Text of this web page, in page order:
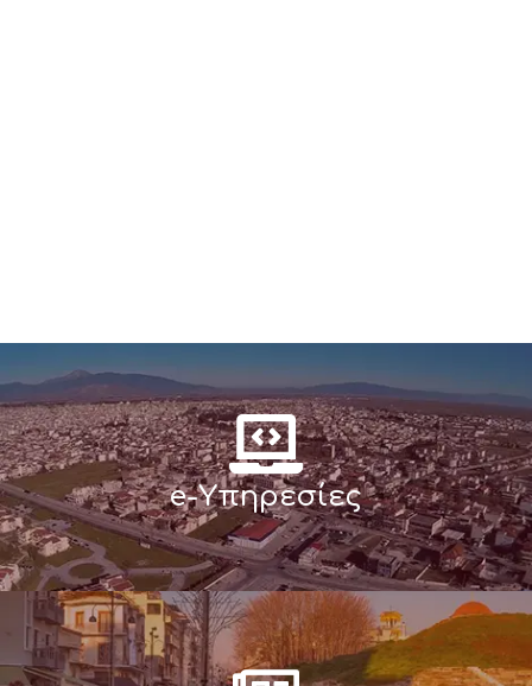
e-Υπηρεσίες